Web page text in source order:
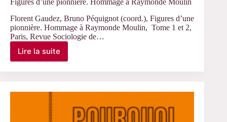
Figures d’une pionnière. Hommage à Raymonde Moulin
Florent Gaudez, Bruno Péquignot (coord.), Figures d’une
pionnière. Hommage à Raymonde Moulin, Tome 1 et 2,
Paris, Revue Sociologie de…
Lire la suite
Figures
à
Raymonde
Moulin